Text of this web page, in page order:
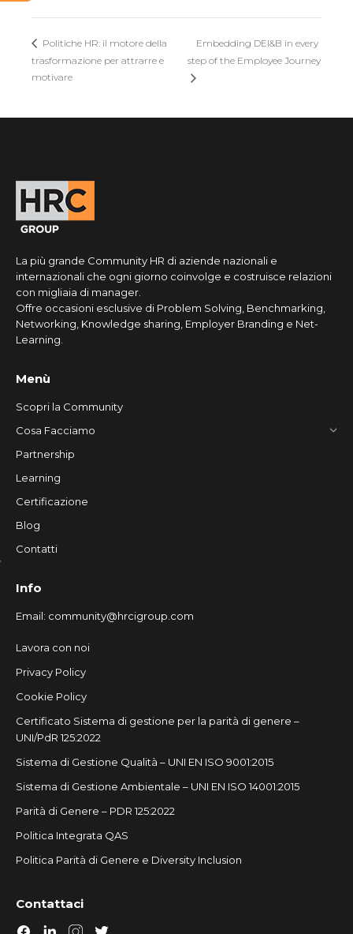
Politiche HR: il motore della
trasformazione per attrarre e
motivare
Embedding DEI&B in every
step of the Employee Journey
La più grande Community HR di aziende nazionali e
internazionali che ogni giorno coinvolge e costruisce relazioni
con migliaia di manager.
Offre occasioni esclusive di Problem Solving, Benchmarking,
Networking, Knowledge sharing, Employer Branding e Net-
Learning.
Menù
Scopri la Community
Cosa Facciamo
Partnership
Learning
Certificazione
Blog
Contatti
Info
Email: community@hrcigroup.com
Lavora con noi
Privacy Policy
Cookie Policy
Certificato Sistema di gestione per la parità di genere –
UNI/PdR 125:2022
Sistema di Gestione Qualità – UNI EN ISO 9001:2015
Sistema di Gestione Ambientale – UNI EN ISO 14001:2015
Parità di Genere – PDR 125:2022
Politica Integrata QAS
Politica Parità di Genere e Diversity Inclusion
Contattaci